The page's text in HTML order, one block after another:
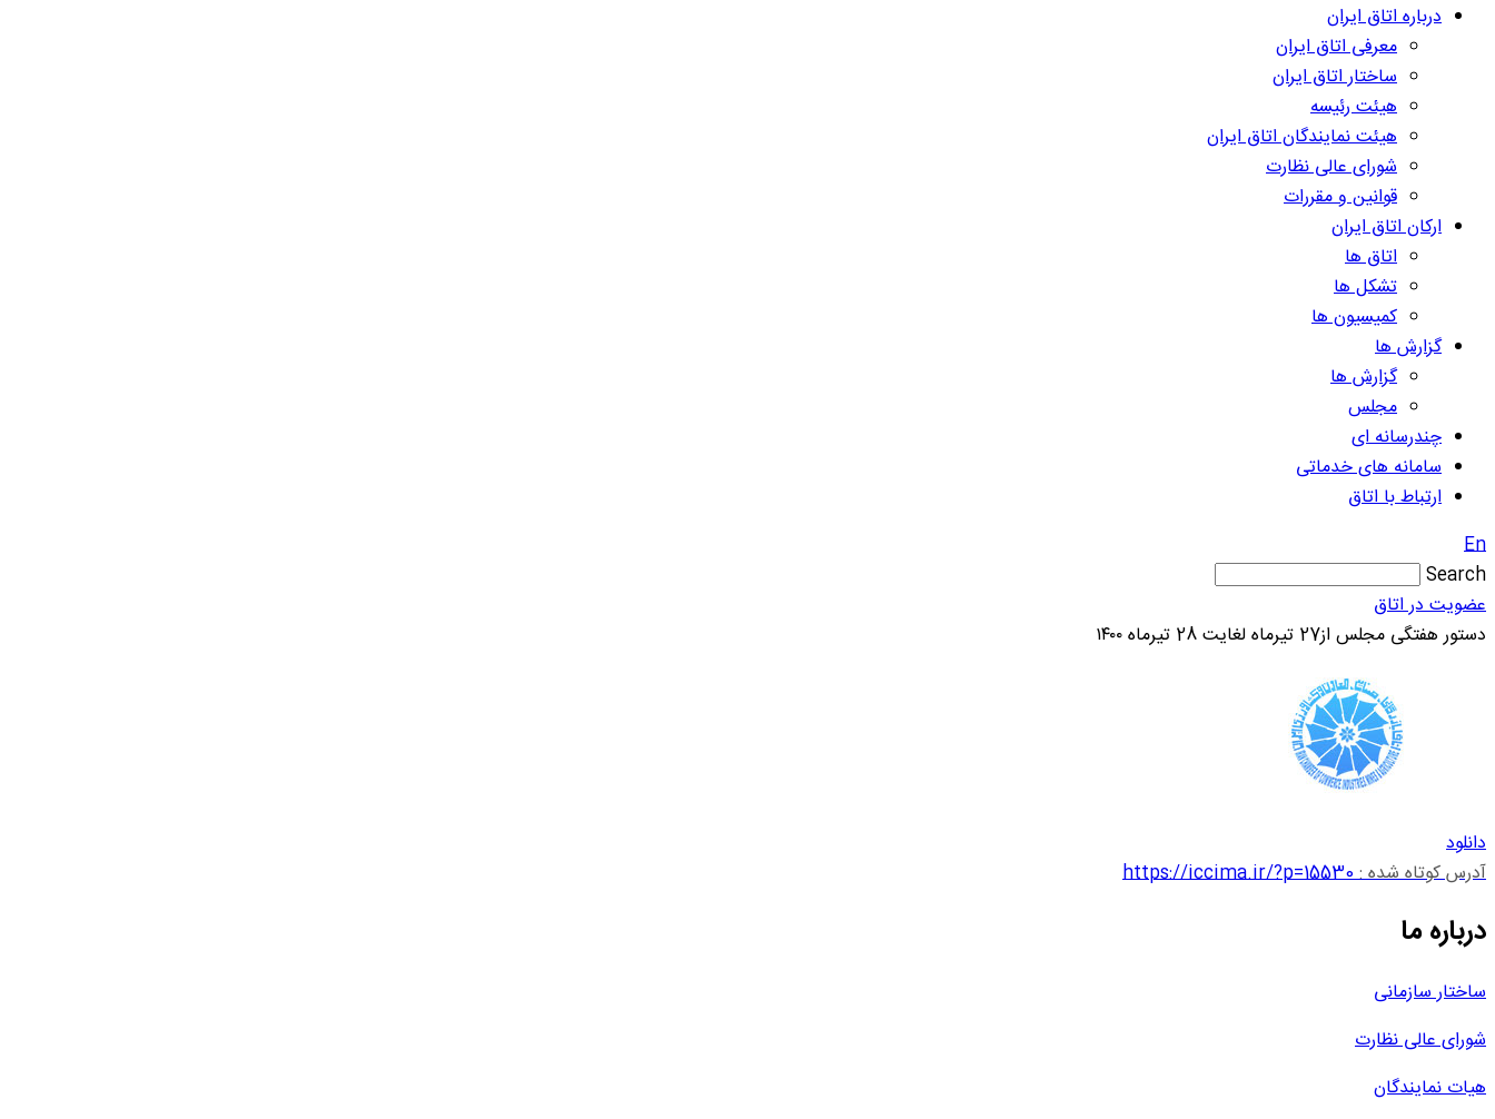
درباره اتاق ایران
معرفی اتاق ایران
ساختار اتاق ایران
هیئت رئیسه
هیئت نمایندگان اتاق ایران
شورای عالی نظارت
قوانین و مقررات
ارکان اتاق ایران
اتاق ها
تشکل ها
کمیسیون ها
گزارش ها
گزارش ها
مجلس
چندرسانه ای
سامانه های خدماتی
ارتباط با اتاق
En
Search
عضویت در اتاق
دستور هفتگی مجلس از27 تیرماه لغایت 28 تیرماه ۱۴۰۰
دانلود
آدرس کوتاه شده :https://iccima.ir/?p=15530
درباره ما
ساختار سازمانی
شورای عالی نظارت
هیات نمایندگان